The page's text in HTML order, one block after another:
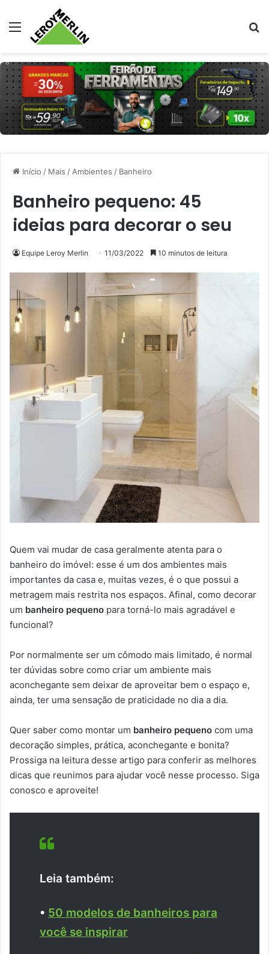
Menu
Início / Mais /Ambientes / Banheiro
Banheiro pequeno: 45
ideias para decorar o seu
Equipe Leroy Merlin 11/03/2022 10 minutos de leitura
Quem vai mudar de casa geralmente atenta para o
banheiro do imóvel: esse é um dos ambientes mais
importantes da casa e, muitas vezes, é o que possui a
metragem mais restrita nos espaços. Afinal, como decorar
um banheiro pequeno para torná-lo mais agradável e
funcional?
Por normalmente ser um cômodo mais limitado, é normal
ter dúvidas sobre como criar um ambiente mais
aconchegante sem deixar de aproveitar bem o espaço e,
ainda, ter uma sensação de praticidade no dia a dia.
Quer saber como montar um banheiro pequeno com uma
decoração simples, prática, aconchegante e bonita?
Prossiga na leitura desse artigo para conferir as melhores
dicas que reunimos para ajudar você nesse processo. Siga
conosco e aproveite!
Leia também:
• 50 modelos de banheiros para
você se inspirar